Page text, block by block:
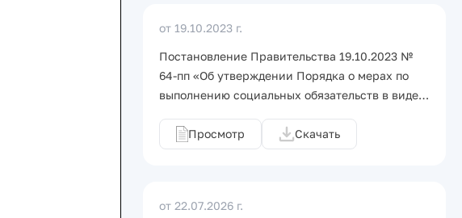
от 19.10.2023 г.
Постановление Правительства 19.10.2023 №
64-пп «Об утверждении Порядка о мерах по
выполнению социальных обязательств в виде…
Просмотр Скачать
от 22.07.2026 г.